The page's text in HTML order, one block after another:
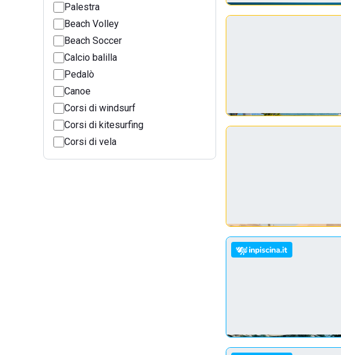
Palestra
Beach Volley
Beach Soccer
Calcio balilla
Pedalò
Canoe
Corsi di windsurf
Corsi di kitesurfing
Corsi di vela